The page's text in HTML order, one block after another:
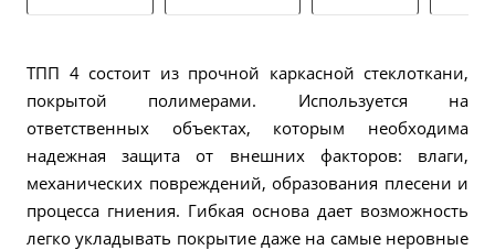
ТПП 4 состоит из прочной каркасной стеклоткани,
покрытой полимерами. Используется на
ответственных объектах, которым необходима
надежная защита от внешних факторов: влаги,
механических повреждений, образования плесени и
процесса гниения. Гибкая основа дает возможность
легко укладывать покрытие даже на самые неровные